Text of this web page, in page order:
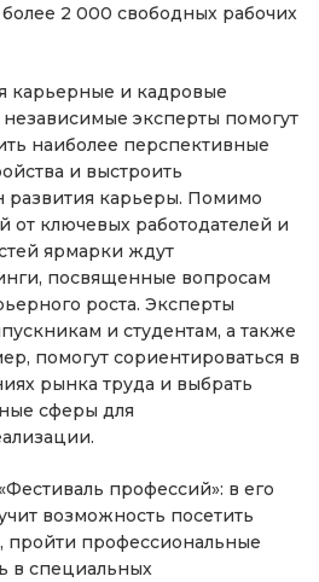
2 000 свободных рабочих
карьерные и кадровые
независимые эксперты помогут
наиболее перспективные
и выстроить
развития карьеры. Помимо
от ключевых работодателей и
ярмарки ждут
посвященные вопросам
роста. Эксперты
и студентам, а также
помогут сориентироваться в
рынка труда и выбрать
сферы для
профессий»: в его
возможность посетить
пройти профессиональные
в специальных